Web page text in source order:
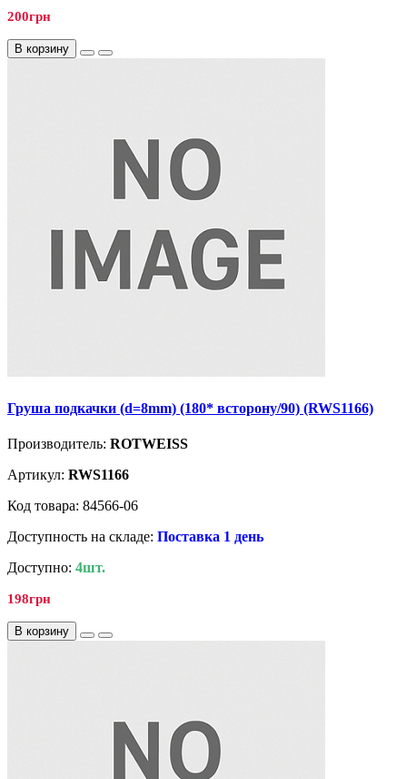
200грн
В корзину
Груша подкачки (d=8mm) (180* всторону/90) (RWS1166)
Производитель: ROTWEISS
Артикул: RWS1166
Код товара: 84566-06
Доступность на складе: Поставка 1 день
Доступно: 4шт.
198грн
В корзину